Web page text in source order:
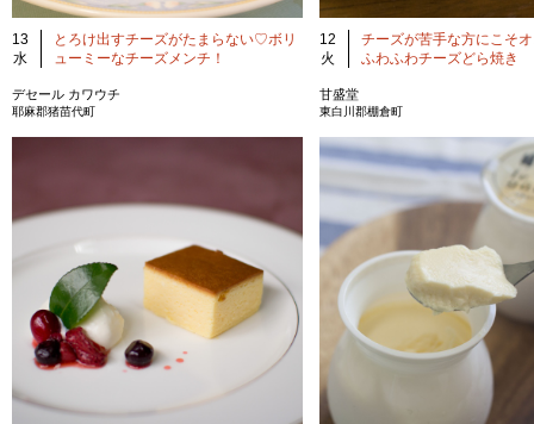
13
水
とろけ出すチーズがたまらない♡ボリ
ューミーなチーズメンチ！
デセール カワウチ
耶麻郡猪苗代町
12
火
チーズが苦手な方にこそ
ふわふわチーズどら焼き
甘盛堂
東白川郡棚倉町